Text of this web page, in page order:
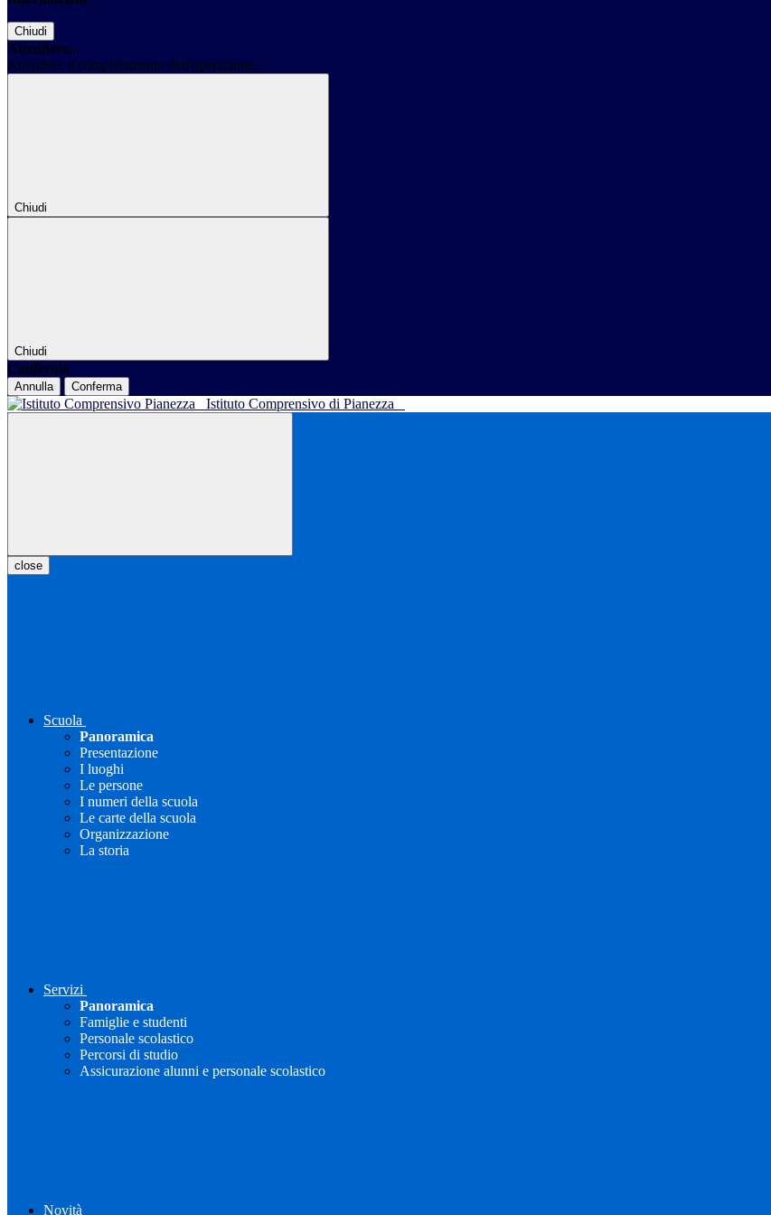
Chiudi
Attendere...
Attendere il completamento dell'operazione...
Chiudi
Chiudi
Conferma
Annulla Conferma
Istituto Comprensivo di Pianezza
close
Scuola
Panoramica
Presentazione
I luoghi
Le persone
I numeri della scuola
Le carte della scuola
Organizzazione
La storia
Servizi
Panoramica
Famiglie e studenti
Personale scolastico
Percorsi di studio
Assicurazione alunni e personale scolastico
Novità